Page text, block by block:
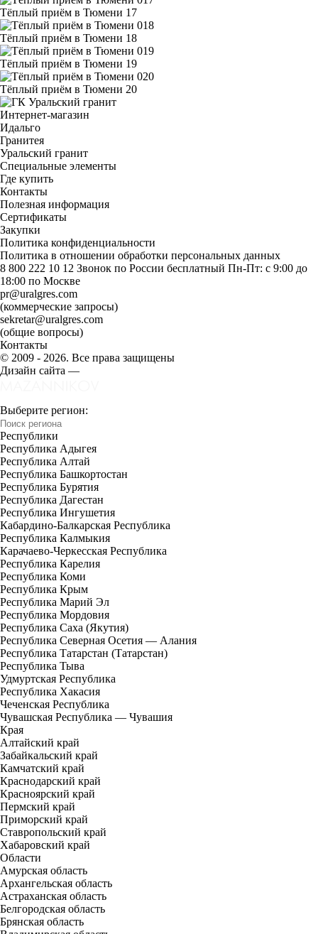
Тёплый приём в Тюмени 17
Тёплый приём в Тюмени 18
Тёплый приём в Тюмени 19
Тёплый приём в Тюмени 20
Интернет-магазин
Идальго
Гранитея
Уральский гранит
Специальные элементы
Где купить
Контакты
Полезная информация
Сертификаты
Закупки
Политика конфиденциальности
Политика в отношении обработки персональных данных
8 800 222 10 12 Звонок по России бесплатный Пн-Пт: с 9:00 до
18:00 по Москве
pr@uralgres.com
(коммерческие запросы)
sekretar@uralgres.com
(общие вопросы)
Контакты
© 2009 - 2026. Все права защищены
Дизайн сайта —
Выберите регион:
Республики
Республика Адыгея
Республика Алтай
Республика Башкортостан
Республика Бурятия
Республика Дагестан
Республика Ингушетия
Кабардино-Балкарская Республика
Республика Калмыкия
Карачаево-Черкесская Республика
Республика Карелия
Республика Коми
Республика Крым
Республика Марий Эл
Республика Мордовия
Республика Саха (Якутия)
Республика Северная Осетия — Алания
Республика Татарстан (Татарстан)
Республика Тыва
Удмуртская Республика
Республика Хакасия
Чеченская Республика
Чувашская Республика — Чувашия
Края
Алтайский край
Забайкальский край
Камчатский край
Краснодарский край
Красноярский край
Пермский край
Приморский край
Ставропольский край
Хабаровский край
Области
Амурская область
Архангельская область
Астраханская область
Белгородская область
Брянская область